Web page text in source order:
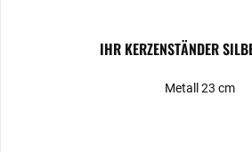
IHR KERZENSTÄNDER
Metall 23 cm